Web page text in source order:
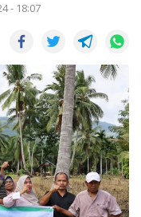
- 18:07